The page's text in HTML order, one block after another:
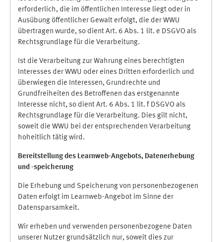
erforderlich, die im öffentlichen Interesse liegt oder in
Ausübung öffentlicher Gewalt erfolgt, die der WWU
übertragen wurde, so dient Art. 6 Abs. 1 lit. e DSGVO als
Rechtsgrundlage für die Verarbeitung.
Ist die Verarbeitung zur Wahrung eines berechtigten
Interesses der WWU oder eines Dritten erforderlich und
überwiegen die Interessen, Grundrechte und
Grundfreiheiten des Betroffenen das erstgenannte
Interesse nicht, so dient Art. 6 Abs. 1 lit. f DSGVO als
Rechtsgrundlage für die Verarbeitung. Dies gilt nicht,
soweit die WWU bei der entsprechenden Verarbeitung
hoheitlich tätig wird.
Bereitstellung des Learnweb-Angebots, Datenerhebung
und -speicherung
Die Erhebung und Speicherung von personenbezogenen
Daten erfolgt im Learnweb-Angebot im Sinne der
Datensparsamkeit.
Wir erheben und verwenden personenbezogene Daten
unserer Nutzer grundsätzlich nur, soweit dies zur